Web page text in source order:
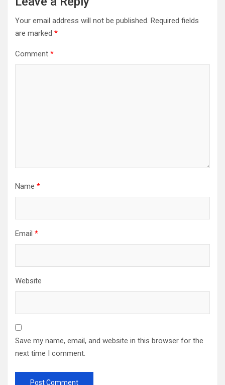
Your email address will not be published. Required fields
are marked *
Comment *
Name *
Email *
Website
Save my name, email, and website in this browser for the
next time I comment.